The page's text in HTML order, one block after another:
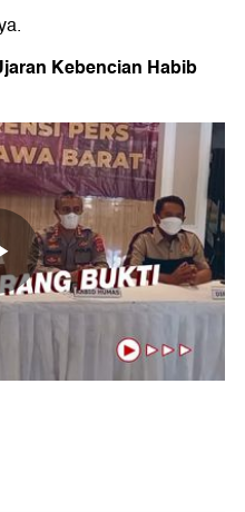
Kebencian Habib